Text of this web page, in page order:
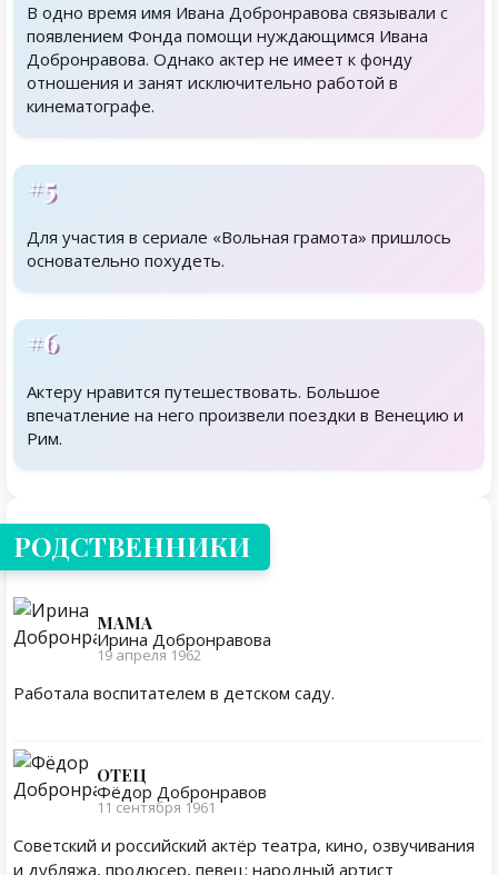
В одно время имя Ивана Добронравова связывали с
появлением Фонда помощи нуждающимся Ивана
Добронравова. Однако актер не имеет к фонду
отношения и занят исключительно работой в
кинематографе.
#5
Для участия в сериале «Вольная грамота» пришлось
основательно похудеть.
#6
Актеру нравится путешествовать. Большое
впечатление на него произвели поездки в Венецию и
Рим.
Родственники
РОДСТВЕННИКИ
МАМА
Ирина Добронравова
19 апреля 1962
Работала воспитателем в детском саду.
ОТЕЦ
Фёдор Добронравов
11 сентября 1961
Советский и российский актёр театра, кино, озвучивания
и дубляжа, продюсер, певец; народный артист